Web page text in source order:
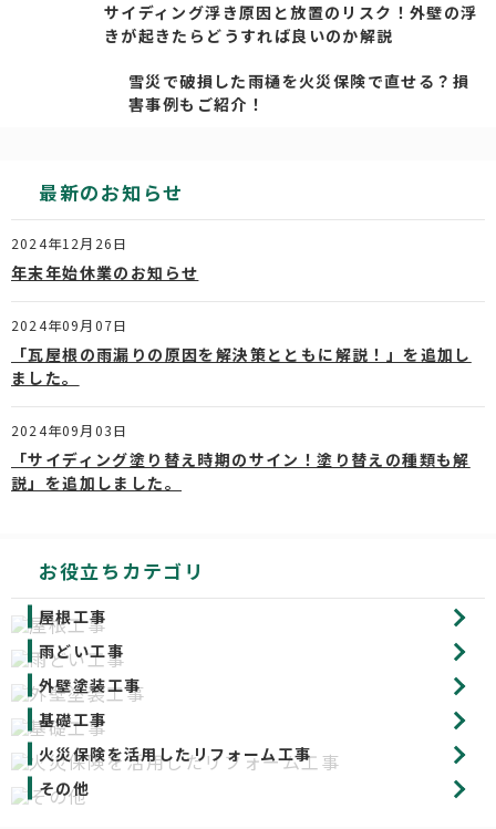
サイディング浮き原因と放置のリスク！外壁の浮
きが起きたらどうすれば良いのか解説
雪災で破損した雨樋を火災保険で直せる？損
害事例もご紹介！
最新のお知らせ
2024年12月26日
年末年始休業のお知らせ
2024年09月07日
「瓦屋根の雨漏りの原因を解決策とともに解説！」を追加し
ました。
2024年09月03日
「サイディング塗り替え時期のサイン！塗り替えの種類も解
説」を追加しました。
お役立ちカテゴリ
屋根工事
雨どい工事
外壁塗装工事
基礎工事
火災保険を活用したリフォーム工事
その他